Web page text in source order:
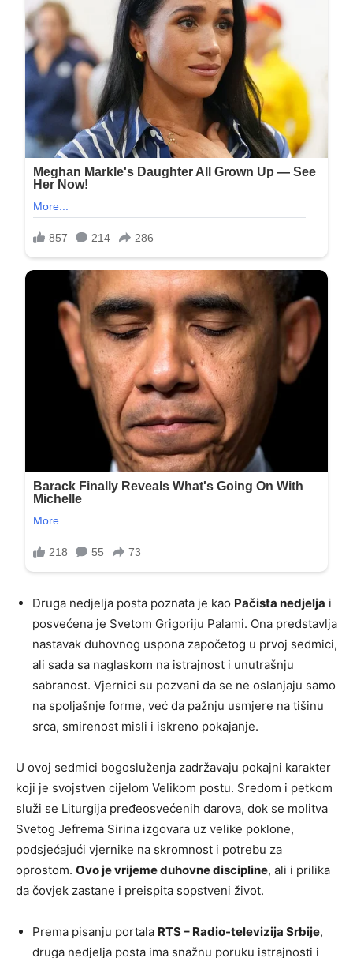
Druga nedjelja posta poznata je kao Pačista nedjelja i
posvećena je Svetom Grigoriju Palami. Ona predstavlja
nastavak duhovnog uspona započetog u prvoj sedmici,
ali sada sa naglaskom na istrajnost i unutrašnju
sabranost. Vjernici su pozvani da se ne oslanjaju samo
na spoljašnje forme, već da pažnju usmjere na tišinu
srca, smirenost misli i iskreno pokajanje.
U ovoj sedmici bogosluženja zadržavaju pokajni karakter
koji je svojstven cijelom Velikom postu. Sredom i petkom
služi se Liturgija pređeosvećenih darova, dok se molitva
Svetog Jefrema Sirina izgovara uz velike poklone,
podsjećajući vjernike na skromnost i potrebu za
oprostom. Ovo je vrijeme duhovne discipline, ali i prilika
da čovjek zastane i preispita sopstveni život.
Prema pisanju portala RTS – Radio-televizija Srbije,
druga nedjelja posta ima snažnu poruku istrajnosti i